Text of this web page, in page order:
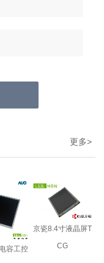
更多>
容工控
京瓷8.4寸液晶屏T
CG